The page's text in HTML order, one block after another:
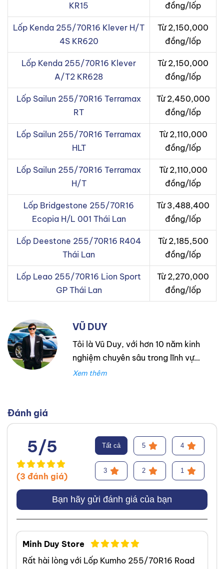
KR15
đồng/lốp
Lốp Kenda 255/70R16 Klever H/T
4S KR620
Từ 2,150,000
đồng/lốp
Lốp Kenda 255/70R16 Klever
A/T2 KR628
Từ 2,150,000
đồng/lốp
Lốp Sailun 255/70R16 Terramax
RT
Từ 2,450,000
đồng/lốp
Lốp Sailun 255/70R16 Terramax
HLT
Từ 2,110,000
đồng/lốp
Lốp Sailun 255/70R16 Terramax
H/T
Từ 2,110,000
đồng/lốp
Lốp Bridgestone 255/70R16
Ecopia H/L 001 Thái Lan
Từ 3,488,400
đồng/lốp
Lốp Deestone 255/70R16 R404
Thái Lan
Từ 2,185,500
đồng/lốp
Lốp Leao 255/70R16 Lion Sport
GP Thái Lan
Từ 2,270,000
đồng/lốp
VŨ DUY
Tôi là Vũ Duy, với hơn 10 năm kinh
nghiệm chuyên sâu trong lĩnh vực
lốp xe. Trong suốt thời gian đó,
cân bằng lốp hiệu suất cao.
Trước đó, tôi đã tích lũy kinh
nghiệm tại hãng Mercedes với vai
trò kỹ sư Công Nghệ Ô Tô. Tôi tự
hào đã tư vấn thành công cho
hơn 3000+ khách hàng, giúp họ
lựa chọn được loại lốp phù hợp,
từ đó cải thiện hiệu suất và an
toàn khi vận hành xe. Chuyên
môn của tôi tập trung vào việc
phân tích và giải thích các yếu tố
Đánh giá
5/5
(3 đánh giá)
Tất cả 5 4
3 2 1
Bạn hãy gửi đánh giá của bạn
Minh Duy Store
Rất hài lòng với Lốp Kumho 255/70R16 Road